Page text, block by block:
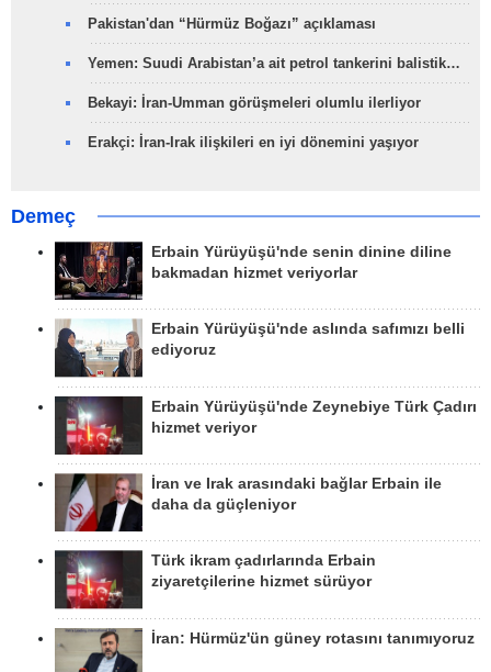
Pakistan'dan “Hürmüz Boğazı” açıklaması
Yemen: Suudi Arabistan’a ait petrol tankerini balistik…
Bekayi: İran-Umman görüşmeleri olumlu ilerliyor
Erakçi: İran-Irak ilişkileri en iyi dönemini yaşıyor
Demeç
Erbain Yürüyüşü'nde senin dinine diline
bakmadan hizmet veriyorlar
Erbain Yürüyüşü'nde aslında safımızı belli
ediyoruz
Erbain Yürüyüşü'nde Zeynebiye Türk Çadırı
hizmet veriyor
İran ve Irak arasındaki bağlar Erbain ile
daha da güçleniyor
Türk ikram çadırlarında Erbain
ziyaretçilerine hizmet sürüyor
İran: Hürmüz'ün güney rotasını tanımıyoruz